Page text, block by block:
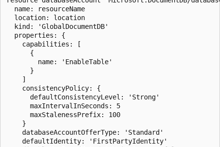
  name: resourceName
  location: location
  kind: 'GlobalDocumentDB'
  properties: {
    capabilities: [
      {
        name: 'EnableTable'
      }
    ]
    consistencyPolicy: {
      defaultConsistencyLevel: 'Strong'
      maxIntervalInSeconds: 5
      maxStalenessPrefix: 100
    }
    databaseAccountOfferType: 'Standard'
    defaultIdentity: 'FirstPartyIdentity'